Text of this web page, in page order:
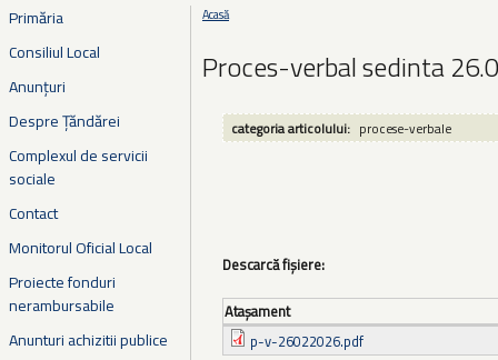
Primăria
Consiliul Local
Anunțuri
Despre Țăndărei
Complexul de servicii
sociale
Contact
Monitorul Oficial Local
Proiecte fonduri
nerambursabile
Anunturi achizitii publice
Eşti aici
Acasă
Proces-verbal sedinta
categoria articolului: procese-verbale
Descarcă fișiere:
Ataşament
p-v-26022026.pdf